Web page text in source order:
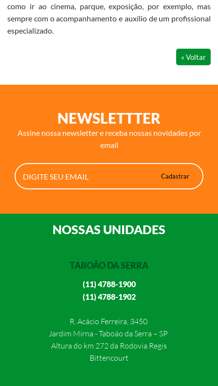
como ir ao cinema, parque, exposição, por exemplo, mas
sempre com o acompanhamento e auxílio de um profissional
especializado.
« Voltar
NEWSLETTTER
Assine nossa newsletter e receba nossas novidades por
email
NOSSAS UNIDADES
TABOÃO DA SERRA
(11) 4788-1900
(11) 4788-1902
R. Acácio Ferreira, 3450
Jardim Mirna - Taboão da Serra – SP
Altura do km 272 da Rodovia Regis
Bittencourt